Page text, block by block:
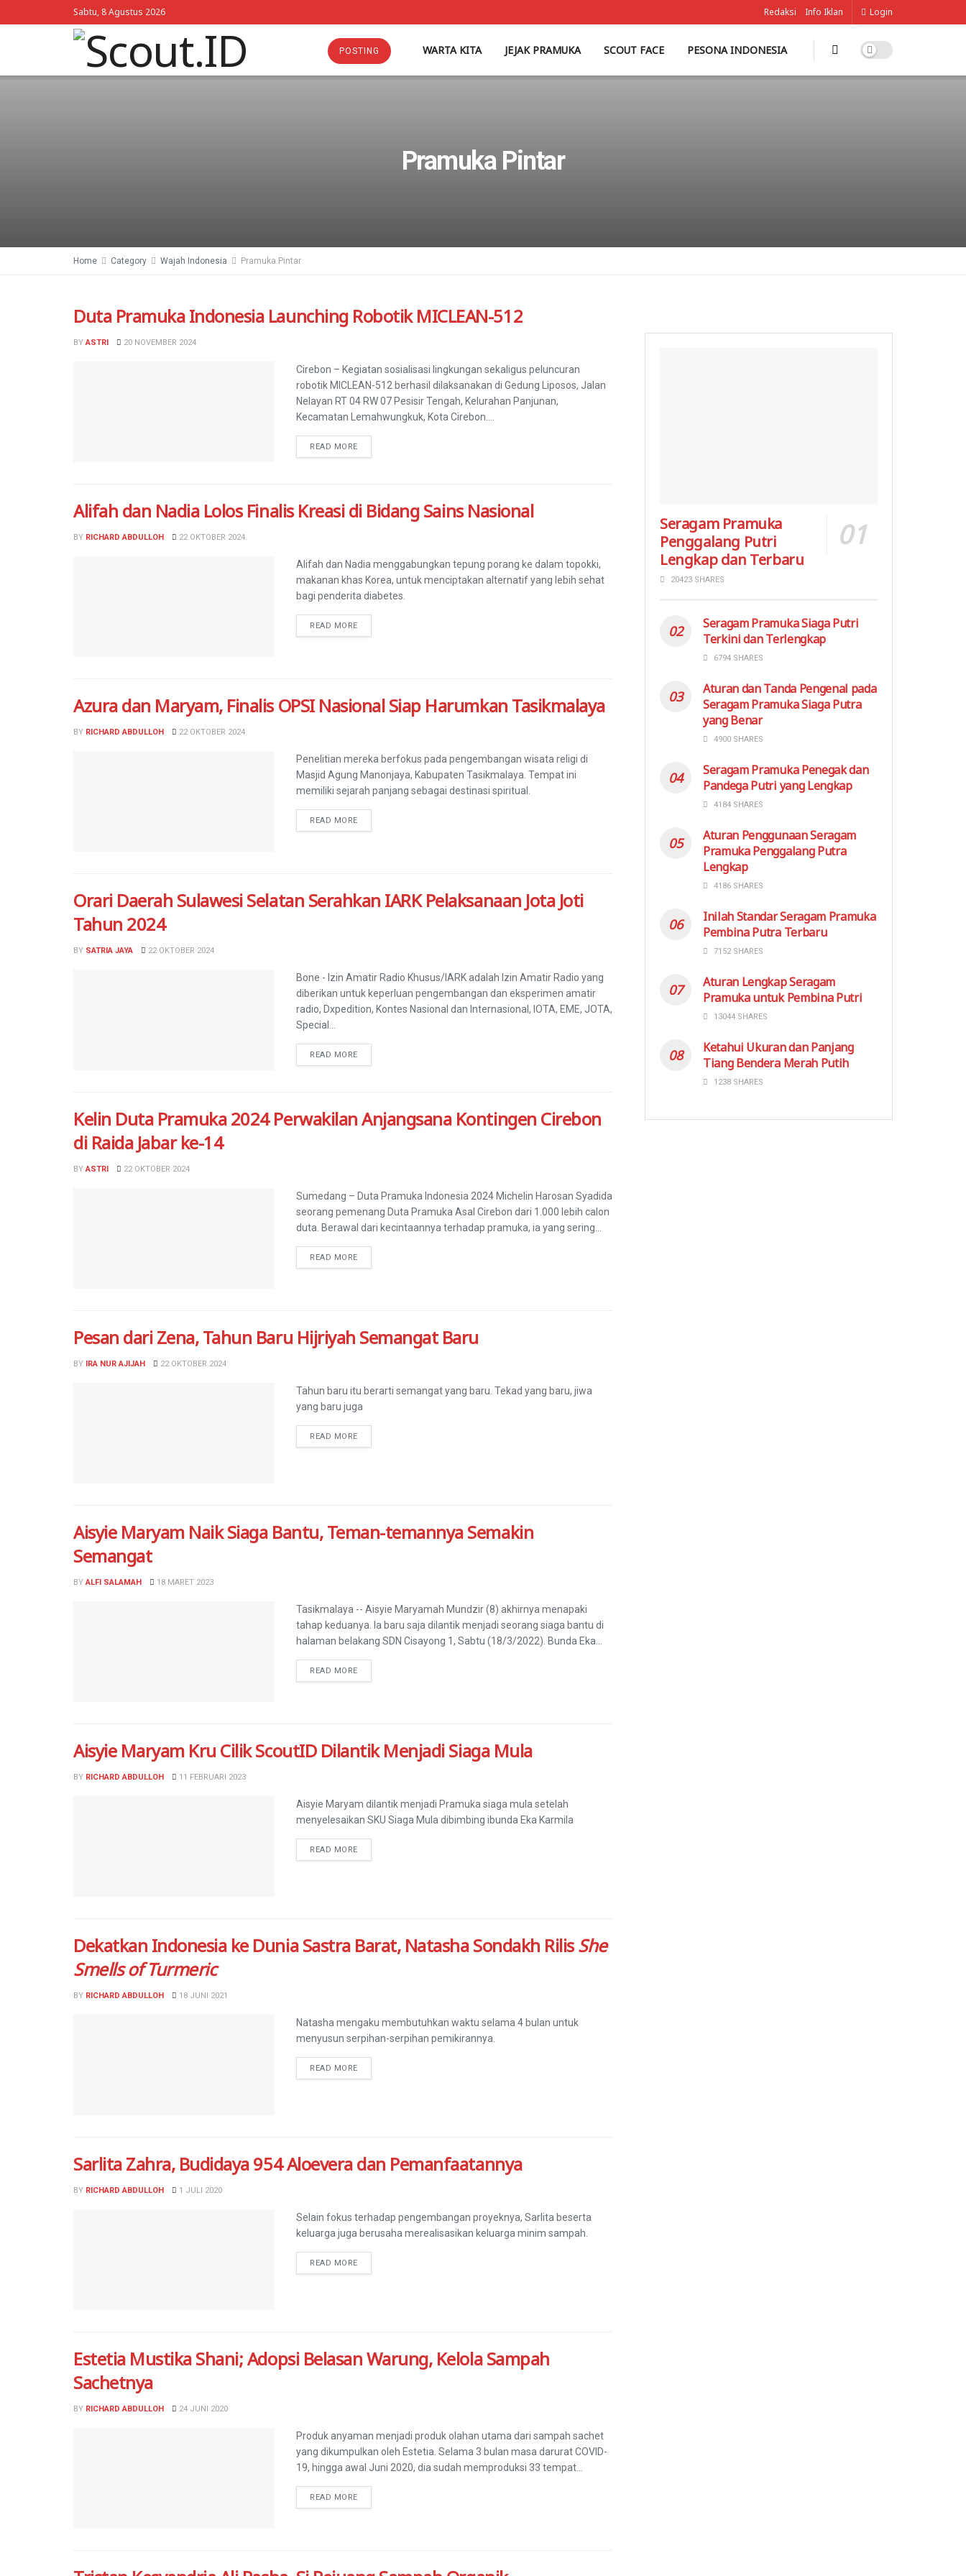
Sabtu, 8 Agustus 2026 Redaksi Info Iklan Login
POSTING WARTA KITA JEJAK PRAMUKA SCOUT FACE PESONA INDONESIA
Pramuka Pintar
Home Category Wajah Indonesia Pramuka Pintar
Duta Pramuka Indonesia Launching Robotik MICLEAN-512
BY ASTRI 20 NOVEMBER 2024
Cirebon – Kegiatan sosialisasi lingkungan sekaligus peluncuran
robotik MICLEAN-512 berhasil dilaksanakan di Gedung Liposos, Jalan
Nelayan RT 04 RW 07 Pesisir Tengah, Kelurahan Panjunan,
Kecamatan Lemahwungkuk, Kota Cirebon....
READ MORE
Alifah dan Nadia Lolos Finalis Kreasi di Bidang Sains Nasional
BY RICHARD ABDULLOH 22 OKTOBER 2024
Alifah dan Nadia menggabungkan tepung porang ke dalam topokki,
makanan khas Korea, untuk menciptakan alternatif yang lebih sehat
bagi penderita diabetes.
READ MORE
Azura dan Maryam, Finalis OPSI Nasional Siap Harumkan Tasikmalaya
BY RICHARD ABDULLOH 22 OKTOBER 2024
Penelitian mereka berfokus pada pengembangan wisata religi di
Masjid Agung Manonjaya, Kabupaten Tasikmalaya. Tempat ini
memiliki sejarah panjang sebagai destinasi spiritual.
READ MORE
Orari Daerah Sulawesi Selatan Serahkan IARK Pelaksanaan Jota Joti
Tahun 2024
BY SATRIA JAYA 22 OKTOBER 2024
Bone - Izin Amatir Radio Khusus/IARK adalah Izin Amatir Radio yang
diberikan untuk keperluan pengembangan dan eksperimen amatir
radio, Dxpedition, Kontes Nasional dan Internasional, IOTA, EME, JOTA,
Special...
READ MORE
Kelin Duta Pramuka 2024 Perwakilan Anjangsana Kontingen Cirebon
di Raida Jabar ke-14
BY ASTRI 22 OKTOBER 2024
Sumedang – Duta Pramuka Indonesia 2024 Michelin Harosan Syadida
seorang pemenang Duta Pramuka Asal Cirebon dari 1.000 lebih calon
duta. Berawal dari kecintaannya terhadap pramuka, ia yang sering...
READ MORE
Pesan dari Zena, Tahun Baru Hijriyah Semangat Baru
BY IRA NUR AJIJAH 22 OKTOBER 2024
Tahun baru itu berarti semangat yang baru. Tekad yang baru, jiwa
yang baru juga
READ MORE
Aisyie Maryam Naik Siaga Bantu, Teman-temannya Semakin
Semangat
BY ALFI SALAMAH 18 MARET 2023
Tasikmalaya -- Aisyie Maryamah Mundzir (8) akhirnya menapaki
tahap keduanya. Ia baru saja dilantik menjadi seorang siaga bantu di
halaman belakang SDN Cisayong 1, Sabtu (18/3/2022). Bunda Eka...
READ MORE
Aisyie Maryam Kru Cilik ScoutID Dilantik Menjadi Siaga Mula
BY RICHARD ABDULLOH 11 FEBRUARI 2023
Aisyie Maryam dilantik menjadi Pramuka siaga mula setelah
menyelesaikan SKU Siaga Mula dibimbing ibunda Eka Karmila
READ MORE
Dekatkan Indonesia ke Dunia Sastra Barat, Natasha Sondakh RilisShe
Smells of Turmeric
BY RICHARD ABDULLOH 18 JUNI 2021
Natasha mengaku membutuhkan waktu selama 4 bulan untuk
menyusun serpihan-serpihan pemikirannya.
READ MORE
Sarlita Zahra, Budidaya 954 Aloevera dan Pemanfaatannya
BY RICHARD ABDULLOH 1 JULI 2020
Selain fokus terhadap pengembangan proyeknya, Sarlita beserta
keluarga juga berusaha merealisasikan keluarga minim sampah.
READ MORE
Estetia Mustika Shani; Adopsi Belasan Warung, Kelola Sampah
Sachetnya
BY RICHARD ABDULLOH 24 JUNI 2020
Produk anyaman menjadi produk olahan utama dari sampah sachet
yang dikumpulkan oleh Estetia. Selama 3 bulan masa darurat COVID-
19, hingga awal Juni 2020, dia sudah memproduksi 33 tempat...
READ MORE
Seragam Pramuka
Penggalang Putri
Lengkap dan Terbaru
20423 SHARES
Seragam Pramuka Siaga Putri
Terkini dan Terlengkap
6794 SHARES
Aturan dan Tanda Pengenal pada
Seragam Pramuka Siaga Putra
yang Benar
4900 SHARES
Seragam Pramuka Penegak dan
Pandega Putri yang Lengkap
4184 SHARES
Aturan Penggunaan Seragam
Pramuka Penggalang Putra
Lengkap
4186 SHARES
Inilah Standar Seragam Pramuka
Pembina Putra Terbaru
7152 SHARES
Aturan Lengkap Seragam
Pramuka untuk Pembina Putri
13044 SHARES
Ketahui Ukuran dan Panjang
Tiang Bendera Merah Putih
1238 SHARES